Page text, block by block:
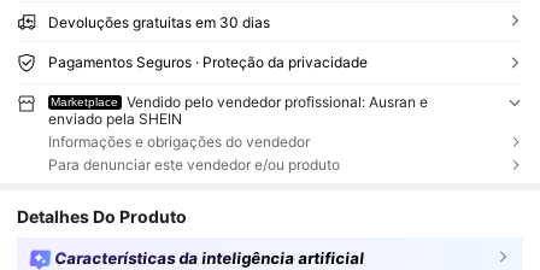
Devoluções gratuitas em 30 dias
Pagamentos Seguros · Proteção da privacidade
Marketplace
Vendido pelo vendedor profissional: Ausran e
enviado pela SHEIN
Informações e obrigações do vendedor
Para denunciar este vendedor e/ou produto
Detalhes Do Produto
Características da inteligência artificial